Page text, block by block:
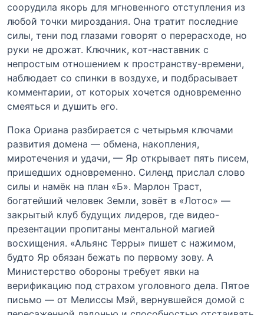
соорудила якорь для мгновенного отступления из
любой точки мироздания. Она тратит последние
силы, тени под глазами говорят о перерасходе, но
руки не дрожат. Ключник, кот-наставник с
непростым отношением к пространству-времени,
наблюдает со спинки в воздухе, и подбрасывает
комментарии, от которых хочется одновременно
смеяться и душить его.
Пока Ориана разбирается с четырьмя ключами
развития домена — обмена, накопления,
миротечения и удачи, — Яр открывает пять писем,
пришедших одновременно. Силенд прислал слово
силы и намёк на план «Б». Марлон Траст,
богатейший человек Земли, зовёт в «Лотос» —
закрытый клуб будущих лидеров, где видео-
презентации пропитаны ментальной магией
восхищения. «Альянс Терры» пишет с нажимом,
будто Яр обязан бежать по первому зову. А
Министерство обороны требует явки на
верификацию под страхом уголовного дела. Пятое
письмо — от Мелиссы Мэй, вернувшейся домой с